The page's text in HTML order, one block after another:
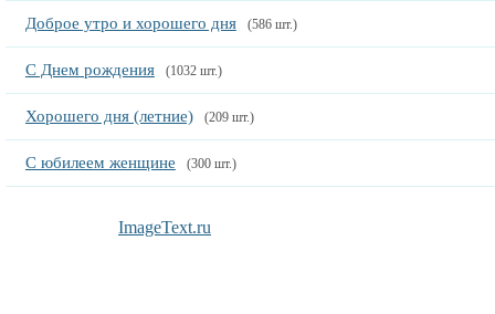
Доброе утро и хорошего дня (586 шт.)
С Днем рождения (1032 шт.)
Хорошего дня (летние) (209 шт.)
С юбилеем женщине (300 шт.)
ImageText.ru